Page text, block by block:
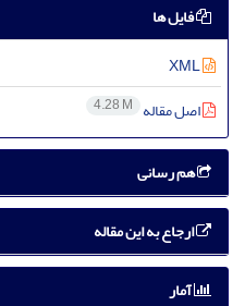
فایل ها
اصل مقاله 4.28 M
هم رسانی
ارجاع به این مقاله
آمار